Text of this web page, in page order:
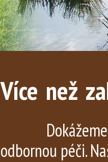
Více než
odbornou péči.